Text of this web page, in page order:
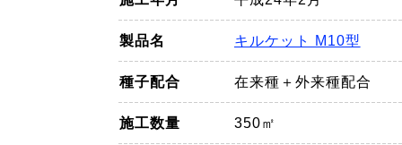
製品名 キルケット M10型
種子配合 在来種＋外来種配合
施工数量 350㎡